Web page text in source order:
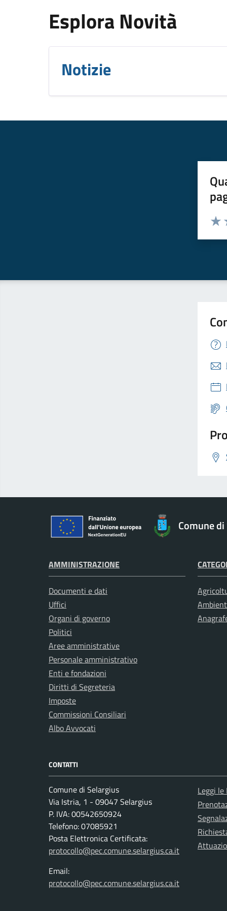
Esplora Novità
Notizie
Comune
AMMINISTRAZIONE
Documenti e dati
Uffici
Organi di governo
Politici
Aree amministrative
Personale amministrativo
Enti e fondazioni
Diritti di Segreteria
Imposte
Commissioni Consiliari
Albo Avvocati
CONTATTI
Comune di Selargius
Via Istria, 1 - 09047 Selargius
P. IVA: 00542650924
Telefono: 07085921
Posta Elettronica Certificata:
protocollo@pec.comune.selargius.ca.it
Email:
protocollo@pec.comune.selargius.ca.it
Leggi le